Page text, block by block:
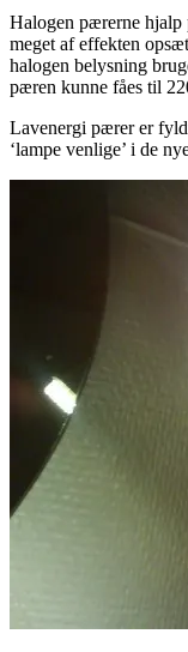
Halogen pærerne hjalp
meget af effekten
halogen belysning
pæren kunne fåes til
Lavenergi pærer er
‘lampe venlige’ i de